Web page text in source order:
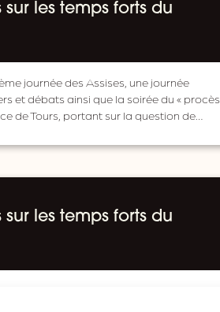
les temps forts du
journée des Assises, une journée
et débats ainsi que la soirée du « procès
de Tours, portant sur la question de…
les temps forts du